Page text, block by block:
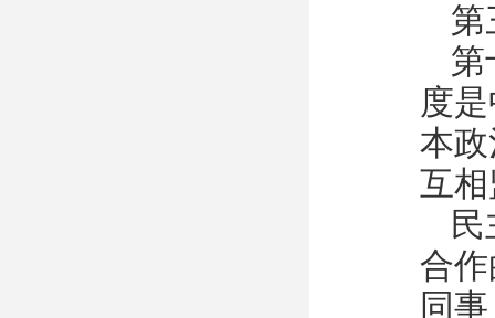
第
第
度
本
互
民
合
同